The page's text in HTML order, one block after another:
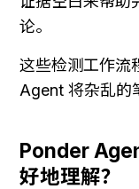
论。
这些检测工作流
Agent 将杂乱的
Ponder
好地理解？